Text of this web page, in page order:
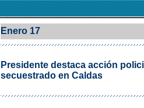
Enero 17
Presidente destaca acción
secuestrado en Caldas